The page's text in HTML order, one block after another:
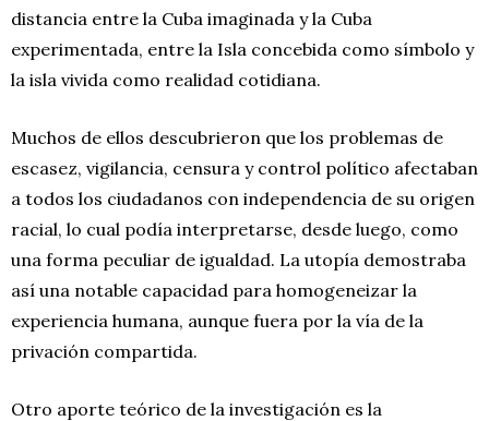
distancia entre la Cuba imaginada y la Cuba
experimentada, entre la Isla concebida como símbolo y
la isla vivida como realidad cotidiana.
Muchos de ellos descubrieron que los problemas de
escasez, vigilancia, censura y control político afectaban
a todos los ciudadanos con independencia de su origen
racial, lo cual podía interpretarse, desde luego, como
una forma peculiar de igualdad. La utopía demostraba
así una notable capacidad para homogeneizar la
experiencia humana, aunque fuera por la vía de la
privación compartida.
Otro aporte teórico de la investigación es la